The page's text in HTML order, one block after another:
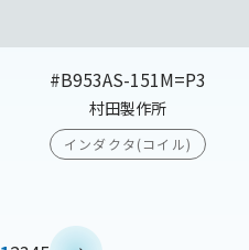
#B953AS-151M=P3
村田製作所
インダクタ(コイル)